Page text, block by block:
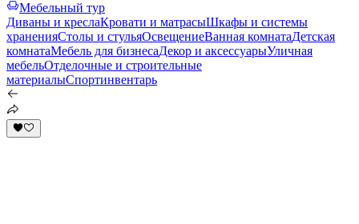
Мебельный тур
Диваны и креслаКровати и матрасыШкафы и системы
храненияСтолы и стульяОсвещениеВанная комнатаДетская
комнатаМебель для бизнесаДекор и аксессуарыУличная
мебельОтделочные и строительные
материалыСпортинвентарь